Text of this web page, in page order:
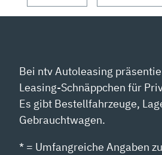
Bei ntv Autoleasing
Leasing-Schnäppchen für
Es gibt Bestellfahrzeuge,
Gebrauchtwagen.
* = Umfangreiche Angaben